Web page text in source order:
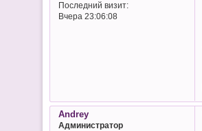
Последний визит:
Вчера 23:06:08
Andrey
Администратор